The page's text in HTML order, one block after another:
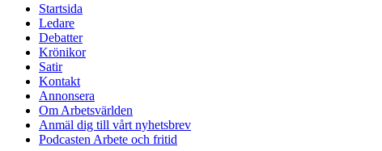
Startsida
Ledare
Debatter
Krönikor
Satir
Kontakt
Annonsera
Om Arbetsvärlden
Anmäl dig till vårt nyhetsbrev
Podcasten Arbete och fritid